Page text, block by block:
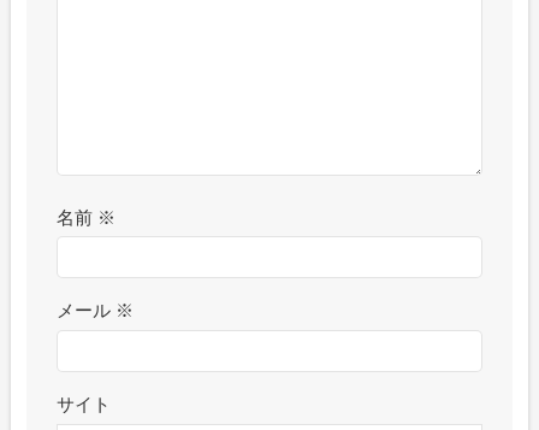
名前 ※
メール ※
サイト